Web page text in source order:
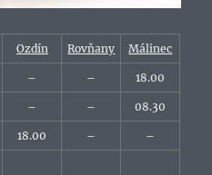
Ozdín Rovňany Málinec
– – 18.00
– – 08.30
18.00 – –